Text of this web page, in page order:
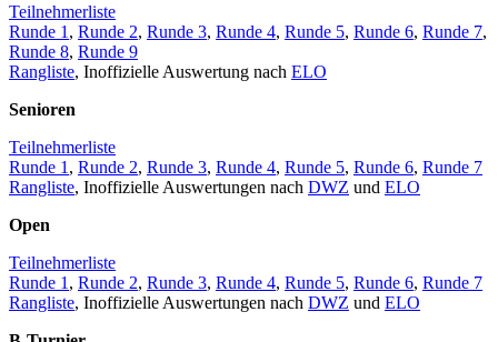
Teilnehmerliste
Runde 1 , Runde 2, Runde 3, Runde 4, Runde 5, Runde 6, Runde 7,
Runde 8, Runde 9
Rangliste, Inoffizielle Auswertung nach ELO
Senioren
Teilnehmerliste
Runde 1 , Runde 2, Runde 3, Runde 4, Runde 5, Runde 6, Runde 7
Rangliste, Inoffizielle Auswertungen nach DWZ und ELO
Open
Teilnehmerliste
Runde 1 , Runde 2, Runde 3, Runde 4, Runde 5, Runde 6, Runde 7
Rangliste, Inoffizielle Auswertungen nach DWZ und ELO